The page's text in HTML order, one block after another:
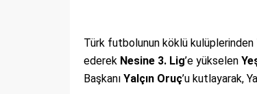
Türk futbolunun köklü kulüplerinden
ederek Nesine 3. Lig’e yükselen
Başkanı Yalçın Oruç’u kutlayarak,